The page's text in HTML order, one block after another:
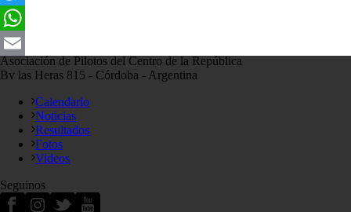
Twitter
WhatsApp
Email
Asociación de Pilotos del Centro de la República
Bv las Heras 815 - Córdoba - Argentina
Calendario
Noticias
Resultados
Fotos
Videos
Seguinos